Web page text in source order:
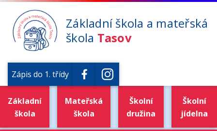
Základní škola a mateřská
škola Tasov
Zápis do 1. třídy
Základní
škola
Mateřská
škola
Školní
družina
Školní
jídelna